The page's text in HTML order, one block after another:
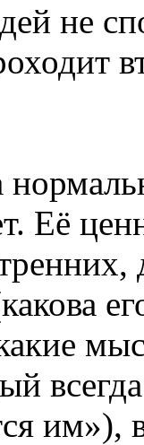
не
Её
им»),